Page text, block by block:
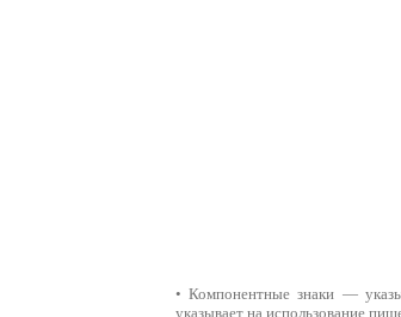
• Компонентные знаки —
указывает на использование